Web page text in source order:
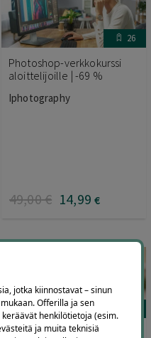
26
Photoshop-verkkokurssi
aloittelijoille | -69 %
Iphotography
49,00€ 14,99 €
Kryptovaluutan verkkokurssi
jotka kiinnostavat – sinun
Offerilla ja sen
keräävät henkilötietoja (esim.
ja muita teknisiä